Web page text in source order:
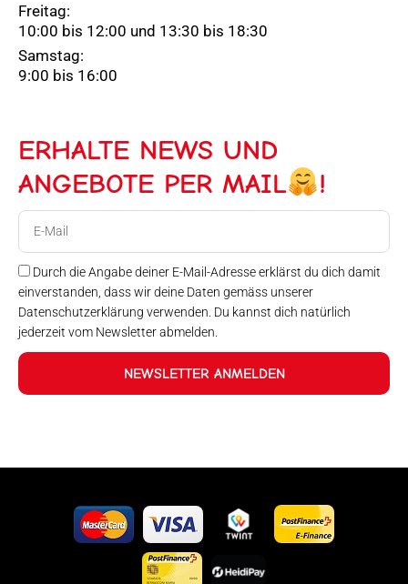
Freitag:
10:00 bis 12:00 und 13:30 bis 18:30
Samstag:
9:00 bis 16:00
ERHALTE NEWS UND
ANGEBOTE PER MAIL
!
Durch die Angabe deiner E-Mail-Adresse erklärst du dich damit
einverstanden, dass wir deine Daten gemäss unserer
Datenschutzerklärung verwenden. Du kannst dich natürlich
jederzeit vom Newsletter abmelden.
NEWSLETTER ANMELDEN